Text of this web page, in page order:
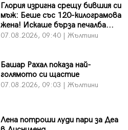
Глория изригна срещу бившия си
мъж: Беше със 120-килограмова
жена! Искаше бърза печалба...
07.08.2026, 09:40 | Жълтини
Башар Рахал показа най-
голямото си щастие
07.08.2026, 09:03 | Жълтини
Лена потроши луди пари за Деа